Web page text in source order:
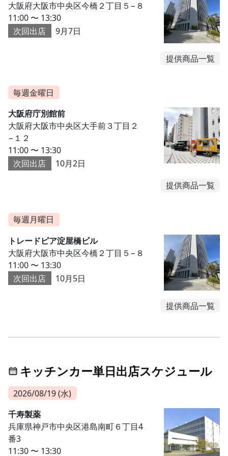
大阪府大阪市中央区今橋２丁目５−８
11:00 〜 13:30
次回出店
9月7日
提供商品一覧
毎週金曜日
大阪府庁別館前
大阪府大阪市中央区大手前３丁目２
−１２
11:00 〜 13:30
次回出店
10月2日
提供商品一覧
毎週月曜日
トレードピア淀屋橋ビル
大阪府大阪市中央区今橋２丁目５−８
11:00 〜 13:30
次回出店
10月5日
提供商品一覧
キッチンカー単日出店スケジュール
2026/08/19 (水)
千寿製薬
兵庫県神戸市中央区港島南町６丁目4
番3
11:30 〜 13:30